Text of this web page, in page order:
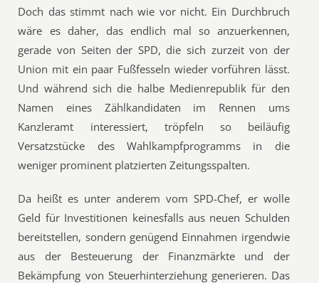
Doch das stimmt nach wie vor nicht. Ein Durchbruch
wäre es daher, das endlich mal so anzuerkennen,
gerade von Seiten der SPD, die sich zurzeit von der
Union mit ein paar Fußfesseln wieder vorführen lässt.
Und während sich die halbe Medienrepublik für den
Namen eines Zählkandidaten im Rennen ums
Kanzleramt interessiert, tröpfeln so beiläufig
Versatzstücke des Wahlkampfprogramms in die
weniger prominent platzierten Zeitungsspalten.
Da heißt es unter anderem vom SPD-Chef, er wolle
Geld für Investitionen keinesfalls aus neuen Schulden
bereitstellen, sondern genügend Einnahmen irgendwie
aus der Besteuerung der Finanzmärkte und der
Bekämpfung von Steuerhinterziehung generieren. Das